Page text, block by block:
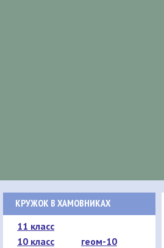
КРУЖОК В ХАМОВНИКАХ
11 класс
10 класс
геом-10